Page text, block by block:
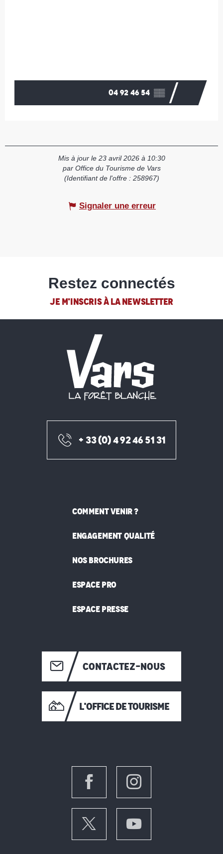
04 92 46 54 ▒▒
Mis à jour le 23 avril 2026 à 10:30
par Office du Tourisme de Vars
(Identifiant de l'offre : 258967)
Signaler une erreur
Restez connectés
JE M'INSCRIS À LA NEWSLETTER
+ 33 (0) 4 92 46 51 31
COMMENT VENIR ?
ENGAGEMENT QUALITÉ
NOS BROCHURES
ESPACE PRO
ESPACE PRESSE
CONTACTEZ-NOUS
L'OFFICE DE TOURISME